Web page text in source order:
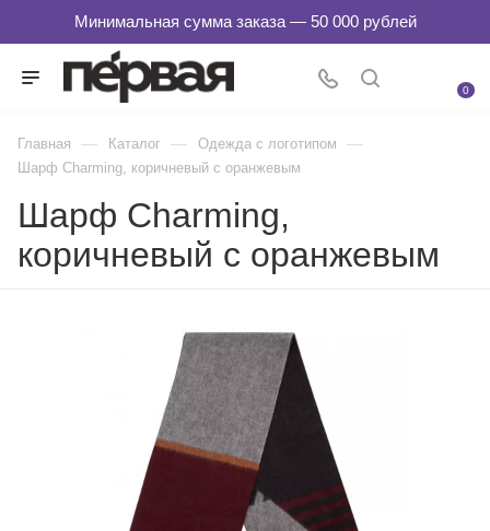
0
Главная — Каталог — Одежда с логотипом —
Шарф Charming, коричневый с оранжевым
Шарф Charming,
коричневый с оранжевым